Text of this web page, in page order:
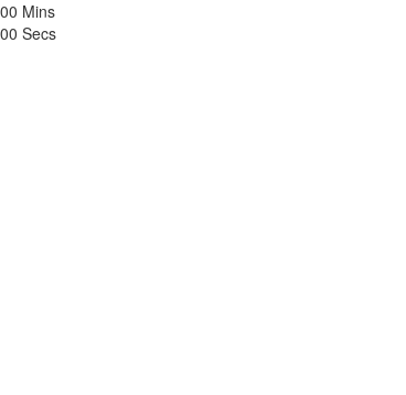
00 Mins
00 Secs